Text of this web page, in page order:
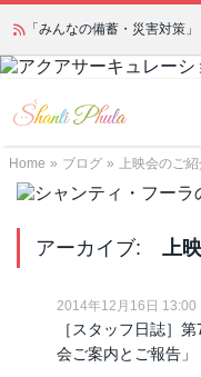
「みんなの備蓄・災害対策
Home » ブログ » 上映会のご
アーカイブ: 上
2014年12月16日 13:00
［スタッフ日誌］
会ご案内とご報告」